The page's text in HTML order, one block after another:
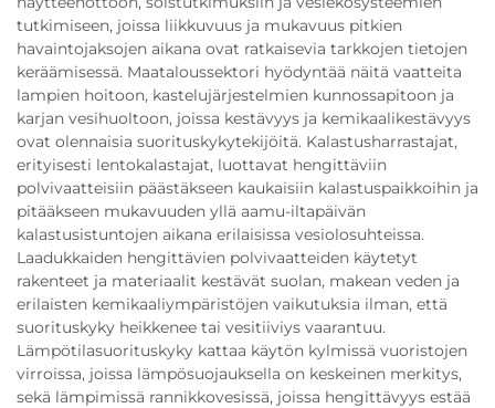
tutkimiseen, joissa liikkuvuus ja mukavuus pitkien
havaintojaksojen aikana ovat ratkaisevia tarkkojen tietojen
keräämisessä. Maataloussektori hyödyntää näitä vaatteita
lampien hoitoon, kastelujärjestelmien kunnossapitoon ja
karjan vesihuoltoon, joissa kestävyys ja kemikaalikestävyys
ovat olennaisia suorituskykytekijöitä. Kalastusharrastajat,
erityisesti lentokalastajat, luottavat hengittäviin
polvivaatteisiin päästäkseen kaukaisiin kalastuspaikkoihin ja
pitääkseen mukavuuden yllä aamu-iltapäivän
kalastusistuntojen aikana erilaisissa vesiolosuhteissa.
Laadukkaiden hengittävien polvivaatteiden käytetyt
rakenteet ja materiaalit kestävät suolan, makean veden ja
erilaisten kemikaaliympäristöjen vaikutuksia ilman, että
suorituskyky heikkenee tai vesitiiviys vaarantuu.
Lämpötilasuorituskyky kattaa käytön kylmissä vuoristojen
virroissa, joissa lämpösuojauksella on keskeinen merkitys,
sekä lämpimissä rannikko­vesissä, joissa hengittävyys estää